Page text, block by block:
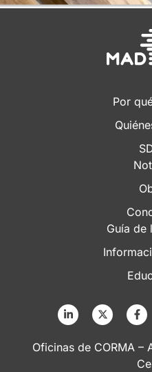
Por
Guía de
Oficinas de CORMA –